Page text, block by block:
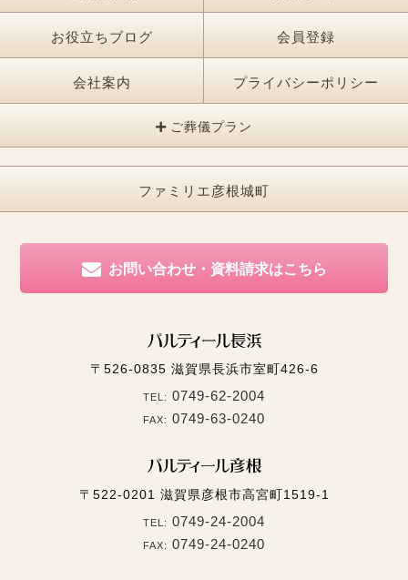
お役立ちブログ 会員登録
会社案内 プライバシーポリシー
ご葬儀プラン
ファミリエ彦根城町
お問い合わせ・資料請求はこちら
〒526-0835 滋賀県長浜市室町426-6
TEL: 0749-62-2004
FAX: 0749-63-0240
〒522-0201 滋賀県彦根市高宮町1519-1
TEL: 0749-24-2004
FAX: 0749-24-0240